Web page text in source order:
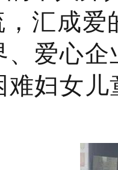
汇成
、爱心
难妇女